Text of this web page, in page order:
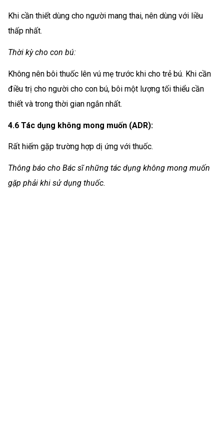
Khi cần thiết dùng cho người mang thai, nên dùng với liều
thấp nhất.
Thời kỳ cho con bú:
Không nên bôi thuốc lên vú mẹ trước khi cho trẻ bú. Khi cần
điều trị cho người cho con bú, bôi một lượng tối thiểu cần
thiết và trong thời gian ngắn nhất.
4.6 Tác dụng không mong muốn (ADR):
Rất hiếm gặp trường hợp dị ứng với thuốc.
Thông báo cho Bác sĩ những tác dụng không mong muốn
gặp phải khi sử dụng thuốc.